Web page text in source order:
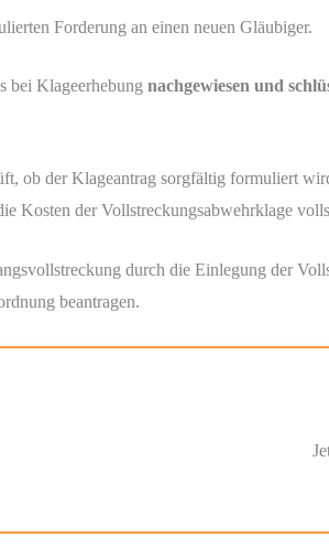
Forderung an einen neuen Gläubiger.
bei Klageerhebung nachgewiesen und
ob der Klageantrag sorgfältig formuliert
Kosten der Vollstreckungsabwehrklage
durch die Einlegung der
beantragen.